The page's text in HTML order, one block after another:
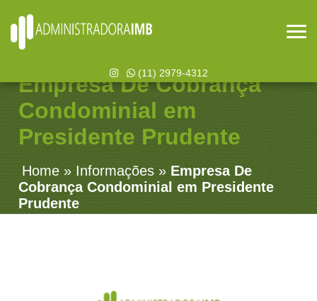
(11) 2979-4312
Empresa De Cobrança
Condominial em
Presidente Prudente
Home » Informações » Empresa De
Cobrança Condominial em Presidente
Prudente